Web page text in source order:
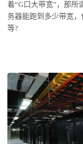
着“G口大带宽”，那所
务器能跑到多少带宽
等?